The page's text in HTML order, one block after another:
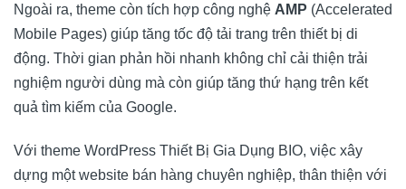
Ngoài ra, theme còn tích hợp công nghệ AMP (Accelerated
Mobile Pages) giúp tăng tốc độ tải trang trên thiết bị di
động. Thời gian phản hồi nhanh không chỉ cải thiện trải
nghiệm người dùng mà còn giúp tăng thứ hạng trên kết
quả tìm kiếm của Google.
Với theme WordPress Thiết Bị Gia Dụng BIO, việc xây
dựng một website bán hàng chuyên nghiệp, thân thiện với